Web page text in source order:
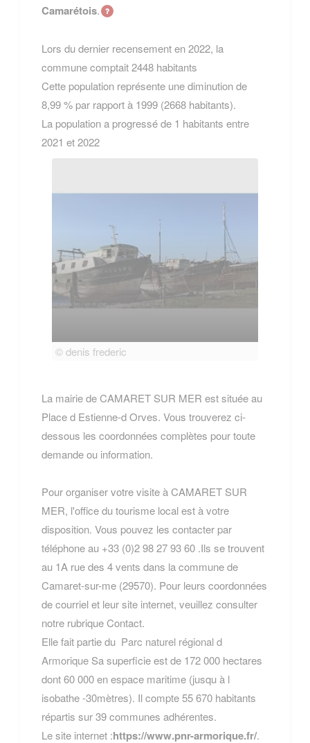
Camarétois.
Lors du dernier recensement en 2022, la
commune comptait 2448 habitants
Cette population représente une diminution de
8,99 % par rapport à 1999 (2668 habitants).
La population a progressé de 1 habitants entre
2021 et 2022
© denis frederic
La mairie de CAMARET SUR MER est située au
Place d Estienne-d Orves. Vous trouverez ci-
dessous les coordonnées complètes pour toute
demande ou information.
Pour organiser votre visite à CAMARET SUR
MER, l'office du tourisme local est à votre
disposition. Vous pouvez les contacter par
téléphone au +33 (0)2 98 27 93 60 .Ils se trouvent
au 1A rue des 4 vents dans la commune de
Camaret-sur-me (29570). Pour leurs coordonnées
de courriel et leur site internet, veuillez consulter
notre rubrique Contact.
Elle fait partie du Parc naturel régional d
Armorique Sa superficie est de 172 000 hectares
dont 60 000 en espace maritime (jusqu à l
isobathe -30mètres). Il compte 55 670 habitants
répartis sur 39 communes adhérentes.
Le site internet :https://www.pnr-armorique.fr/.